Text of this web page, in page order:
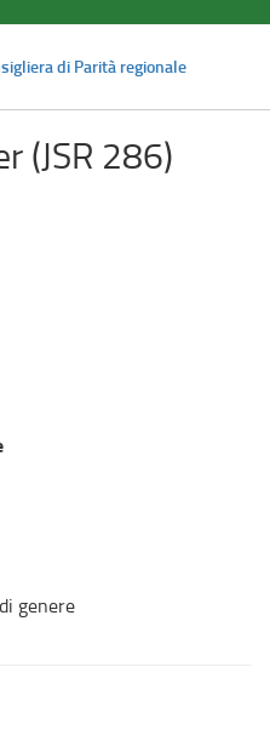
di Parità regionale
(JSR 286)
genere